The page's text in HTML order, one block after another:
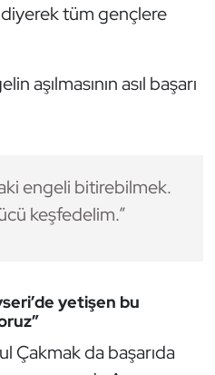
diyerek tüm gençlere
aşılmasının asıl başarı
engeli bitirebilmek.
keşfedelim.”
yetişen bu
Çakmak da başarıda